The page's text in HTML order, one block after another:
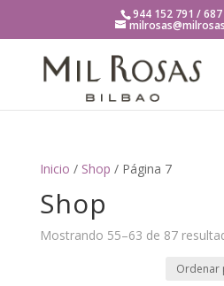
944 152 791 /
Inicio / Shop / Página 7
Shop
Mostrando 55–63 de 87